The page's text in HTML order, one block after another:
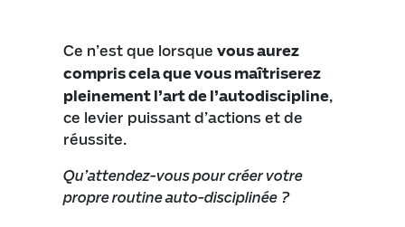
Ce n’est que lorsque vous aurez
compris cela que vous maîtriserez
pleinement l’art de l’autodiscipline,
ce levier puissant d’actions et de
réussite.
Qu’attendez-vous pour créer votre
propre routine auto-disciplinée ?